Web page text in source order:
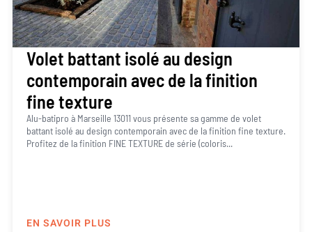
Volet battant isolé au design
contemporain avec de la finition
fine texture
Alu-batipro à Marseille 13011 vous présente sa gamme de volet
battant isolé au design contemporain avec de la finition fine texture.
Profitez de la finition FINE TEXTURE de série (coloris...
EN SAVOIR PLUS